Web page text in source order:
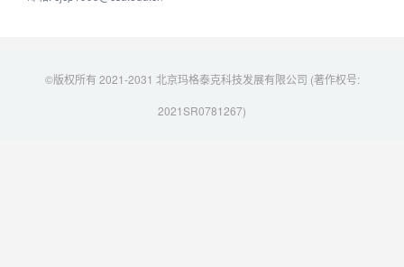
©版权所有 2021-2031 北京玛格泰克科技发展有限公司 (著作权号:
2021SR0781267)